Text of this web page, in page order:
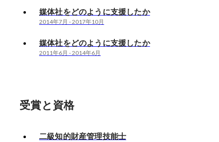
媒体社をどのように支援したか
2014年7月 -2017年10月
媒体社をどのように支援したか
2011年6月 -2014年6月
受賞と資格
二級知的財産管理技能士